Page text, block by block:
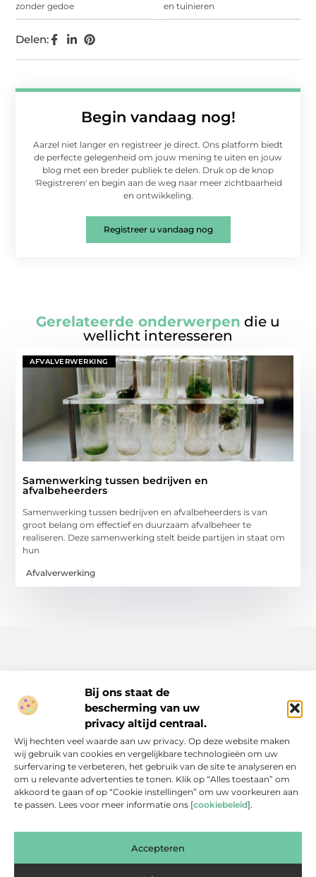
Bij ons staat de
bescherming van uw
privacy altijd centraal.
Wij hechten veel waarde aan uw privacy. Op deze website maken
wij gebruik van cookies en vergelijkbare technologieën om uw
surfervaring te verbeteren, het gebruik van de site te analyseren en
om u relevante advertenties te tonen. Klik op “Alles toestaan” om
akkoord te gaan of op “Cookie instellingen” om uw voorkeuren aan
te passen. Lees voor meer informatie ons [cookiebeleid].
Accepteren
zonder gedoe
en tuinieren
Begin vandaag nog!
Aarzel niet langer en registreer je direct. Ons platform biedt
de perfecte gelegenheid om jouw mening te uiten en jouw
blog met een breder publiek te delen. Druk op de knop
'Registreren' en begin aan de weg naar meer zichtbaarheid
en ontwikkeling.
Registreer u vandaag nog
Delen:
Gerelateerde onderwerpen die u
wellicht interesseren
AFVALVERWERKING
Samenwerking tussen bedrijven en
afvalbeheerders
Samenwerking tussen bedrijven en afvalbeheerders is van
groot belang om effectief en duurzaam afvalbeheer te
realiseren. Deze samenwerking stelt beide partijen in staat om
hun
Afvalverwerking
Inspiratie, tips en verhalen voor elk moment.
Ontdek een breed scala aan artikelen en blogs die je dagelijks
leven verrijken, van praktische adviezen tot boeiende verhalen.
Bericht categorie
Onze informatie